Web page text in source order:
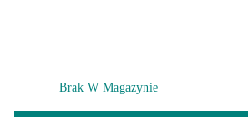
Brak W Magazynie